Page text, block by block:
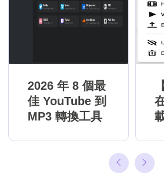
2026 年 8 個最
佳 YouTube 到
MP3 轉換工具